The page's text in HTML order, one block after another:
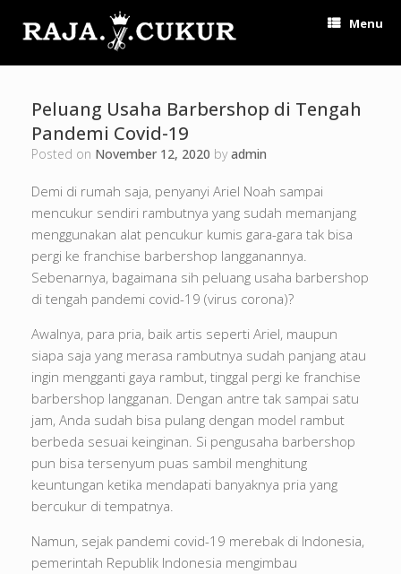
Menu
Peluang Usaha Barbershop di Tengah
Pandemi Covid-19
Posted on November 12, 2020 byadmin
Demi di rumah saja, penyanyi Ariel Noah sampai
mencukur sendiri rambutnya yang sudah memanjang
menggunakan alat pencukur kumis gara-gara tak bisa
pergi ke franchise barbershop langganannya.
Sebenarnya, bagaimana sih peluang usaha barbershop
di tengah pandemi covid-19 (virus corona)?
Awalnya, para pria, baik artis seperti Ariel, maupun
siapa saja yang merasa rambutnya sudah panjang atau
ingin mengganti gaya rambut, tinggal pergi ke franchise
barbershop langganan. Dengan antre tak sampai satu
jam, Anda sudah bisa pulang dengan model rambut
berbeda sesuai keinginan. Si pengusaha barbershop
pun bisa tersenyum puas sambil menghitung
keuntungan ketika mendapati banyaknya pria yang
bercukur di tempatnya.
Namun, sejak pandemi covid-19 merebak di Indonesia,
pemerintah Republik Indonesia mengimbau